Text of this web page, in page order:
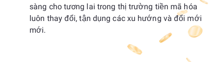
sàng cho tương lai trong thị trường tiền mã hóa
luôn thay đổi, tận dụng các xu hướng và đổi mới
mới.